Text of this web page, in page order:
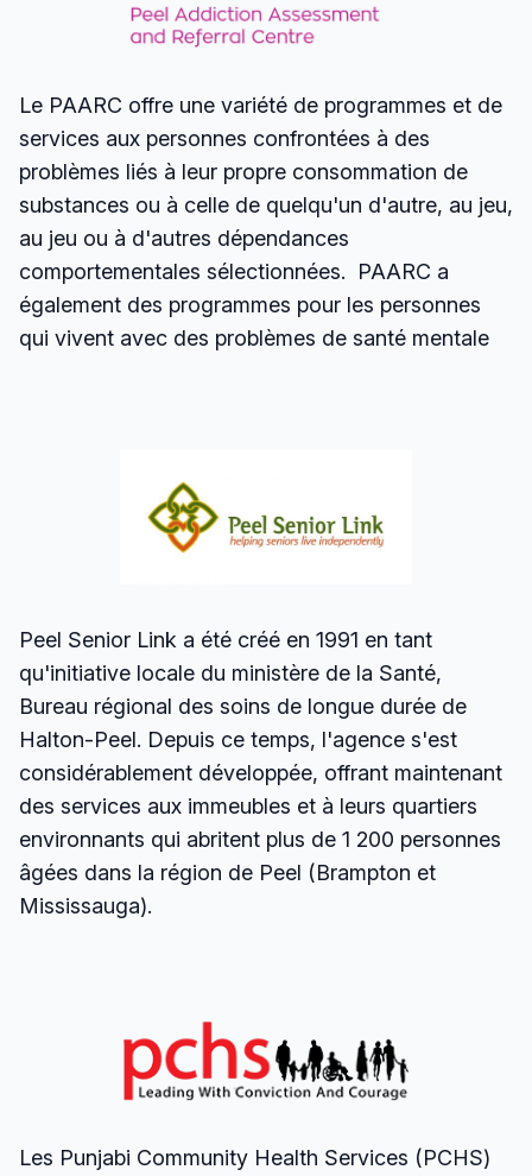
Le PAARC offre une variété de programmes et de
services aux personnes confrontées à des
problèmes liés à leur propre consommation de
substances ou à celle de quelqu'un d'autre, au jeu,
au jeu ou à d'autres dépendances
comportementales sélectionnées.
PAARC a
également des programmes pour les personnes
qui vivent avec des problèmes de santé mentale
Peel Senior Link a été créé en 1991 en tant
qu'initiative locale du ministère de la Santé,
Bureau régional des soins de longue durée de
Halton-Peel. Depuis ce temps, l'agence s'est
considérablement développée, offrant maintenant
des services aux immeubles et à leurs quartiers
environnants qui abritent plus de 1 200 personnes
âgées dans la région de Peel (Brampton et
Mississauga).
Les Punjabi Community Health Services (PCHS)